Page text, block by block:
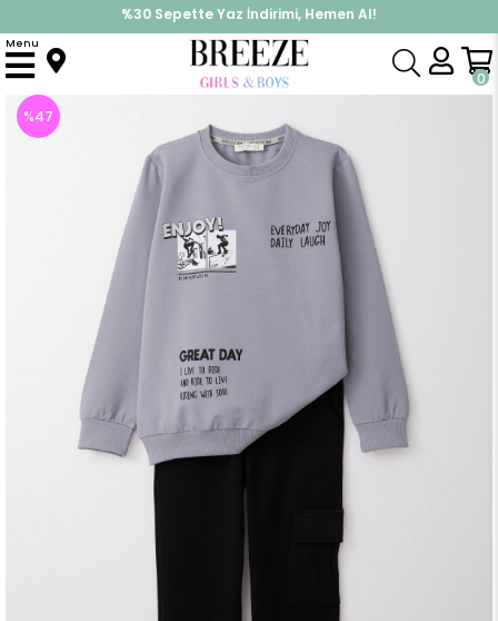
%30 Sepette Yaz İndirimi, Hemen Al!
İndirimlere ek %10 İndirimi Kap, Hemen Üye Ol!
0
Menu
Anasayfa Takımlar Eşofman Takımı Erkek Çocuk Eşofman Takım Motivasyon Temalı Kaykaycı Baskılı Gri (5 Yaş)
%47